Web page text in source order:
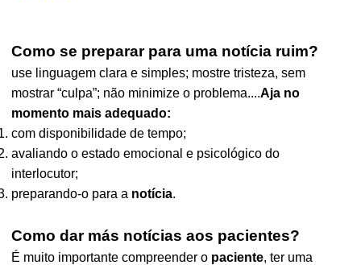
Como se preparar para uma notícia ruim?
use linguagem clara e simples; mostre tristeza, sem
mostrar “culpa”; não minimize o problema....Aja no
momento mais adequado:
com disponibilidade de tempo;
avaliando o estado emocional e psicológico do
interlocutor;
preparando-o para a notícia.
Como dar más notícias aos pacientes?
É muito importante compreender o paciente, ter uma